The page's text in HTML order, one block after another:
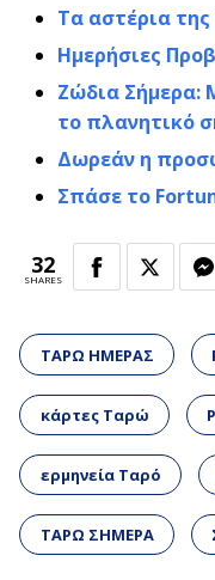
Τα αστέρια
Ημερήσιες
Ζώδια Σήμερα:
το πλανητικό
Δωρεάν η
Σπάσε το
32
SHARES
ΤΑΡΩ ΗΜΕΡΑΣ
κάρτες Ταρώ
ερμηνεία Ταρό
ΤΑΡΩ ΣΗΜΕΡΑ